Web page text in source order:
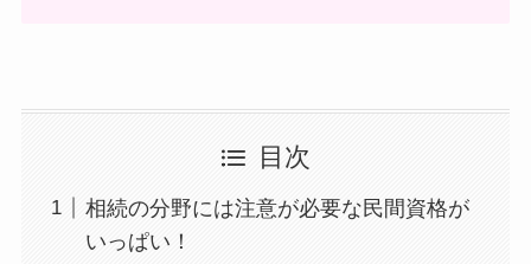
目次
相続の分野には注意が必要な民間資格が
いっぱい！